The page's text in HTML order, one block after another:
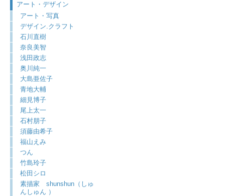
アート・デザイン
アート・写真
デザイン.クラフト
石川直樹
奈良美智
浅田政志
奥川純一
大島亜佐子
青地大輔
細見博子
尾上太一
石村朋子
須藤由希子
福山えみ
つん
竹島玲子
松田シロ
素描家 shunshun（しゅ
んしゅん ）